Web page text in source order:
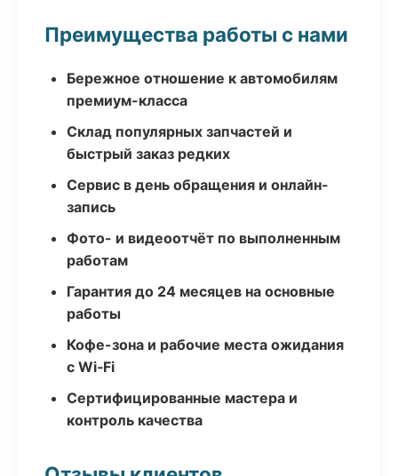
Преимущества работы с нами
Бережное отношение к автомобилям
премиум-класса
Склад популярных запчастей и
быстрый заказ редких
Сервис в день обращения и онлайн-
запись
Фото- и видеоотчёт по выполненным
работам
Гарантия до 24 месяцев на основные
работы
Кофе-зона и рабочие места ожидания
с Wi‑Fi
Сертифицированные мастера и
контроль качества